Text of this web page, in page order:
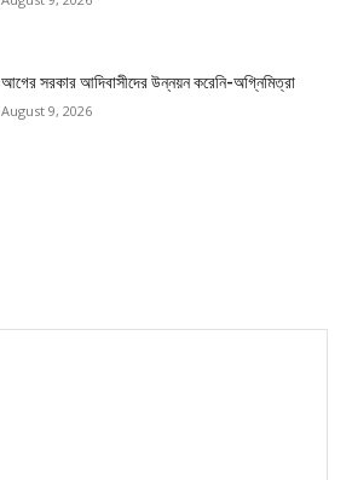
আগের সরকার আদিবাসীদের উন্নয়ন করেনি-অগ্নিমিত্রা
August 9, 2026